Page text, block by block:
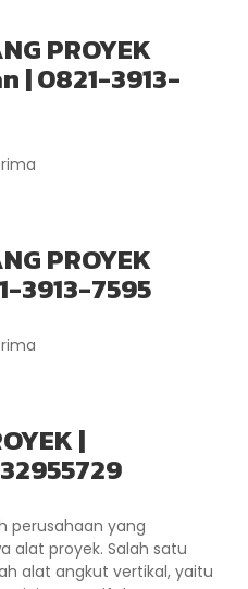
PROYEK
| 0821-3913-
PROYEK
3913-7595
|
perusahaan yang
alat proyek. Salah satu
alat angkut vertikal, yaitu